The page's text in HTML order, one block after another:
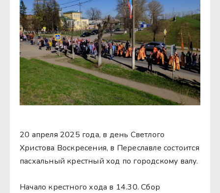
20 апреля 2025 года, в день Светлого
Христова Воскресения, в Переславле состоится
пасхальный крестный ход по городскому валу.
Начало крестного хода в 14.30. Сбор